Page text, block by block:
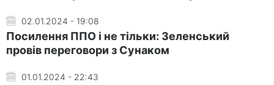
02.01.2024 - 19:08
Посилення ППО і не тільки: Зеленський
провів переговори з Сунаком
01.01.2024 - 22:43